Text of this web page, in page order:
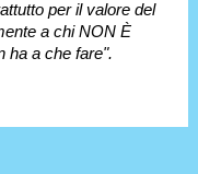
per il valore del
a chi NON È
ha a che fare".